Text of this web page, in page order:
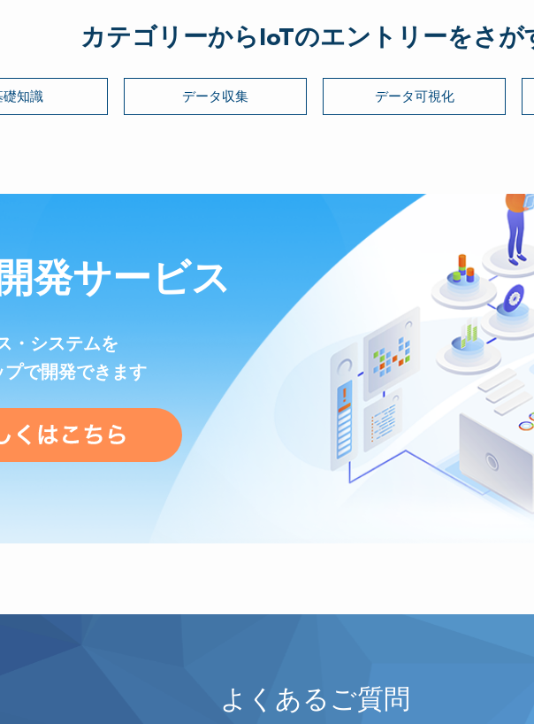
カテゴリーからIoTのエントリーをさが
礎知識 データ収集 データ可視化
発サービス
・システムを
で開発できます
よくあるご質問